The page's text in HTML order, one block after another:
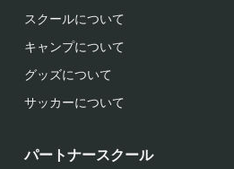
スクールについて
キャンプについて
グッズについて
サッカーについて
パートナースクール